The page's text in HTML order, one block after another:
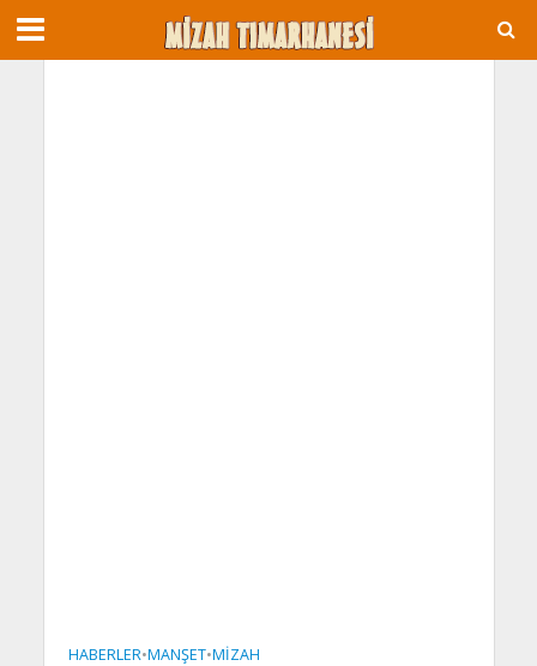
HABERLER•MANŞET•MIZAH